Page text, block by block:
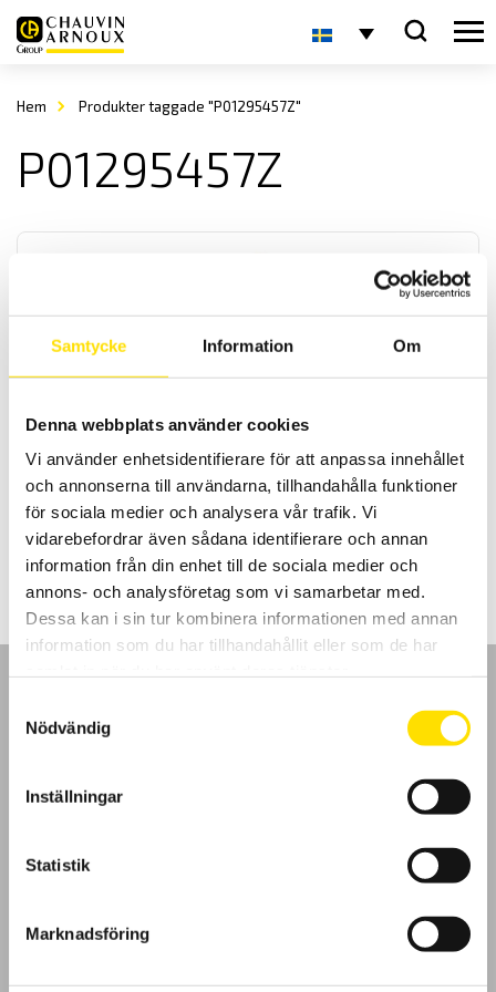
Samtycke Information Om
Denna webbplats använder cookies
Vi använder enhetsidentifierare för att anpassa innehållet
och annonserna till användarna, tillhandahålla funktioner
för sociala medier och analysera vår trafik. Vi
vidarebefordrar även sådana identifierare och annan
information från din enhet till de sociala medier och
annons- och analysföretag som vi samarbetar med.
Dessa kan i sin tur kombinera informationen med annan
information som du har tillhandahållit eller som de har
Nödvändig
Inställningar
Statistik
Marknadsföring
Hem Produkter taggade "P01295457Z"
P01295457Z
Krokodilklämmor i olika storlekar samt praktisk magnetprob samt
mätsats komplett med kabel för alla mätinstrument med 4 mm
bananingång. Med upp till kategori IV 1000 V säkerhetsklassning
enligt IEC 61010 standard.
375.00kr–885.00kr Prisintervall:
375.00 kr
till
885.00 kr
LÄS MER